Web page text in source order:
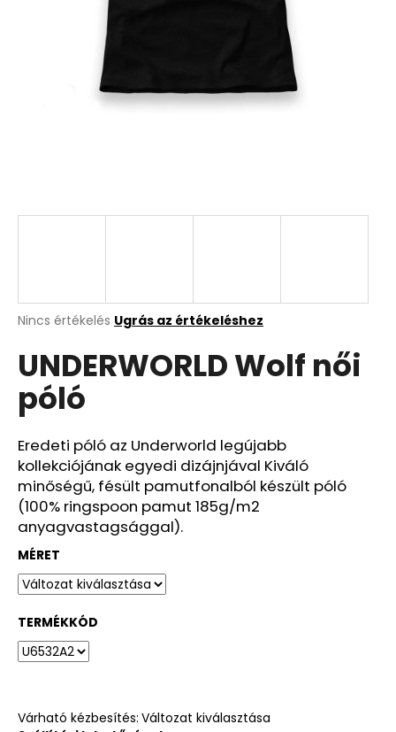
A
átlagos
értékelése
ből
0,0
csillag.
Nincs értékelés Ugrás az értékeléshez
UNDERWORLD Wolf női
póló
Eredeti póló az Underworld legújabb
kollekciójának egyedi dizájnjával Kiváló
minőségű, fésült pamutfonalból készült póló
(100% ringspoon pamut 185g/m2
anyagvastagsággal).
MÉRET
TERMÉKKÓD
Várható kézbesítés: Változat kiválasztása